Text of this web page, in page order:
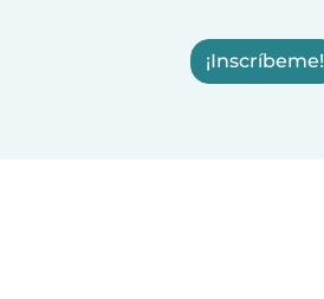
¡Inscríbeme!